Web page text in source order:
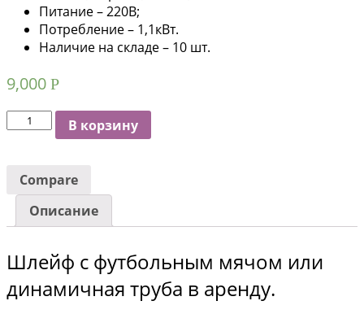
Питание – 220В;
Потребление – 1,1кВт.
Наличие на складе – 10 шт.
9,000 Р
КоличествоВ корзину
Compare
Описание
Шлейф с футбольным мячом или
динамичная труба в аренду.